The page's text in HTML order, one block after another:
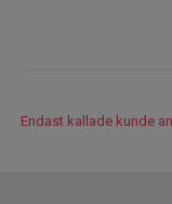
Endast kallade kunde